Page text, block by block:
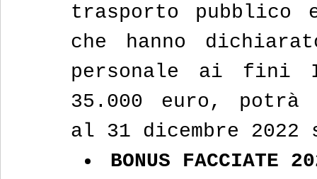
trasporto pubblico
che hanno
personale ai fini
35.000 euro,
al 31 dicembre 2022
BONUS FACCIATE